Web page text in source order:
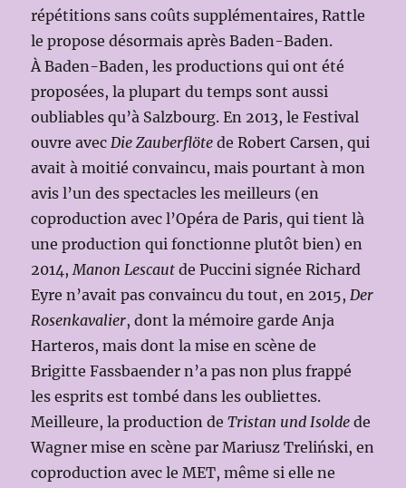
répétitions sans coûts supplémentaires, Rattle
le propose désormais après Baden-Baden.
À Baden-Baden, les productions qui ont été
proposées, la plupart du temps sont aussi
oubliables qu’à Salzbourg. En 2013, le Festival
ouvre avecDie Zauberflöte de Robert Carsen, qui
avait à moitié convaincu, mais pourtant à mon
avis l’un des spectacles les meilleurs (en
coproduction avec l’Opéra de Paris, qui tient là
une production qui fonctionne plutôt bien) en
2014,Manon Lescaut de Puccini signée Richard
Eyre n’avait pas convaincu du tout, en 2015,Der
Rosenkavalier, dont la mémoire garde Anja
Harteros, mais dont la mise en scène de
Brigitte Fassbaender n’a pas non plus frappé
les esprits est tombé dans les oubliettes.
Meilleure, la production deTristan und Isolde de
Wagner mise en scène par Mariusz Treliński, en
coproduction avec le MET, même si elle ne